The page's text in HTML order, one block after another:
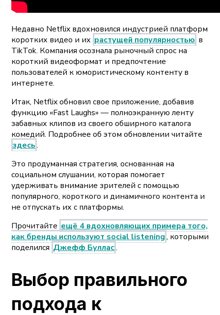
Недавно Netflix вдохновился индустрией платформ
коротких видео и их растущей популярностью в
TikTok. Компания осознала рыночный спрос на
короткий видеоформат и предпочтение
пользователей к юмористическому контенту в
интернете.
Итак, Netflix обновил свое приложение, добавив
функцию «Fast Laughs» — полноэкранную ленту
забавных клипов из своего обширного каталога
комедий. Подробнее об этом обновлении читайте
здесь.
Это продуманная стратегия, основанная на
социальном слушании, которая помогает
удерживать внимание зрителей с помощью
популярного, короткого и динамичного контента и
не отпускать их с платформы.
Прочитайте ещё 4 вдохновляющих примера того,
как бренды используют social listening, которыми
поделился Джефф Буллас.
Выбор правильного
подхода к